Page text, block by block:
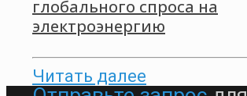
глобального спроса на
электроэнергию
Читать далее